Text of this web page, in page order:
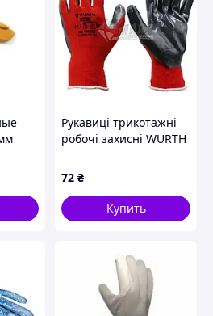
Рукавиці трикотажні
робочі захисні WURTH
0899403109 L (9)
покриття нітрилове
72 ₴
Купить